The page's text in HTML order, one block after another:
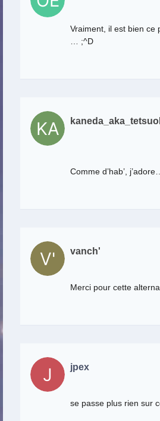
Vraiment, il est bien ce
… ;^D
Comme d’hab’,
vanch'
Merci pour cette
jpex
se passe plus rien sur